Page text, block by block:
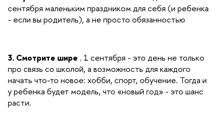
сентября маленьким праздником для себя (и ребенка
- если вы родитель), а не просто обязанностью
3. Смотрите шире . 1 сентября - это день не только
про связь со школой, а возможность для каждого
начать что-то новое: хобби, спорт, обучение. Тогда и
у ребенка будет модель, что «новый год» - это шанс
расти.